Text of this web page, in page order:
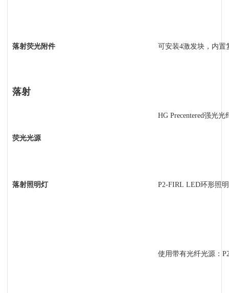
落射荧光附件 可安装4激发块，内置
落射
荧光光源
HG Precentered强光光
落射照明灯 P2-FIRL LED环形照
使用带有光纤光源：